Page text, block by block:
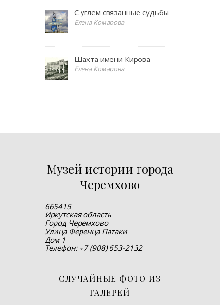
С углем связанные судьбы
Елена Комарова
Шахта имени Кирова
Елена Комарова
Музей истории города
Черемхово
665415
Иркутская область
Город Черемхово
Улица Ференца Патаки
Дом 1
Телефон: +7 (908) 653-2132
СЛУЧАЙНЫЕ ФОТО ИЗ
ГАЛЕРЕЙ